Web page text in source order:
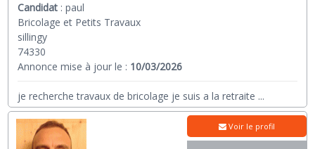
Candidat :paul
Bricolage et Petits Travaux
sillingy
74330
Annonce mise à jour le : 10/03/2026
je recherche travaux de bricolage je suis a la retraite ...
Voir le profil